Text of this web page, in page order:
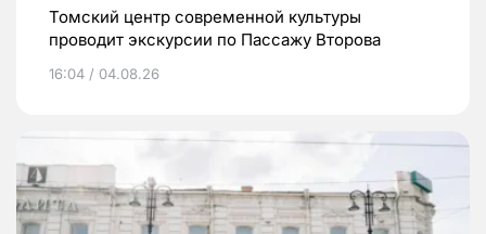
Томский центр современной культуры
проводит экскурсии по Пассажу Второва
16:04 / 04.08.26